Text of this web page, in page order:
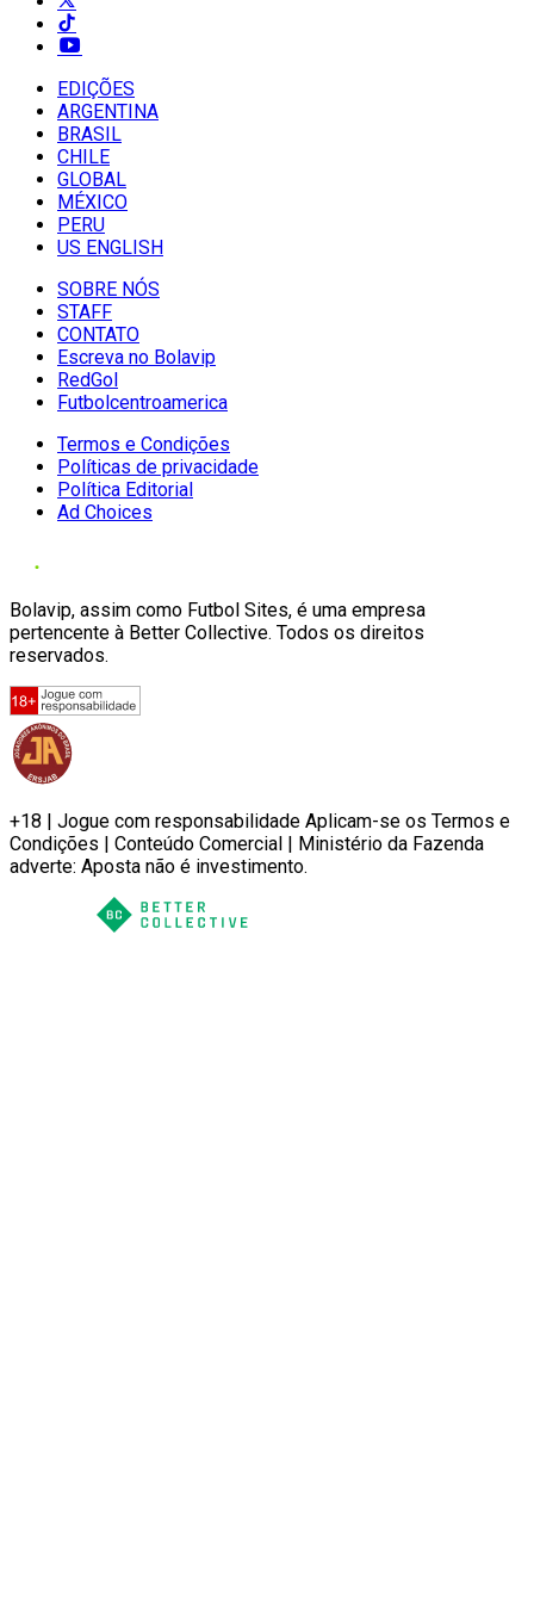
EDIÇÕES
ARGENTINA
BRASIL
CHILE
GLOBAL
MÉXICO
PERU
US ENGLISH
SOBRE NÓS
STAFF
CONTATO
Escreva no Bolavip
RedGol
Futbolcentroamerica
Termos e Condições
Políticas de privacidade
Política Editorial
Ad Choices
Bolavip, assim como Futbol Sites, é uma empresa
pertencente à Better Collective. Todos os direitos
reservados.
+18 | Jogue com responsabilidade Aplicam-se os Termos e
Condições | Conteúdo Comercial | Ministério da Fazenda
adverte: Aposta não é investimento.